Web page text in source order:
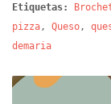
Etiquetas:
pizza , Queso ,
demaria